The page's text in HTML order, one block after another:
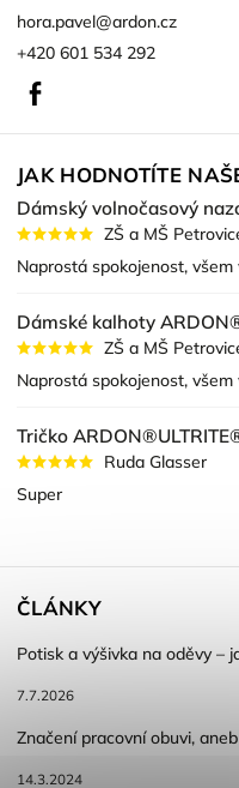
hora.pavel@ardon.cz
+420 601 534 292
JAK HODNOTÍTE
Dámský volnočasový
ZŠ a MŠ
Naprostá spokojenost,
Dámské kalhoty
ZŠ a MŠ
Naprostá spokojenost,
Tričko
Ruda Glasser
Super
ČLÁNKY
Potisk a výšivka na oděvy –
7.7.2026
Značení pracovní obuvi,
14.3.2024